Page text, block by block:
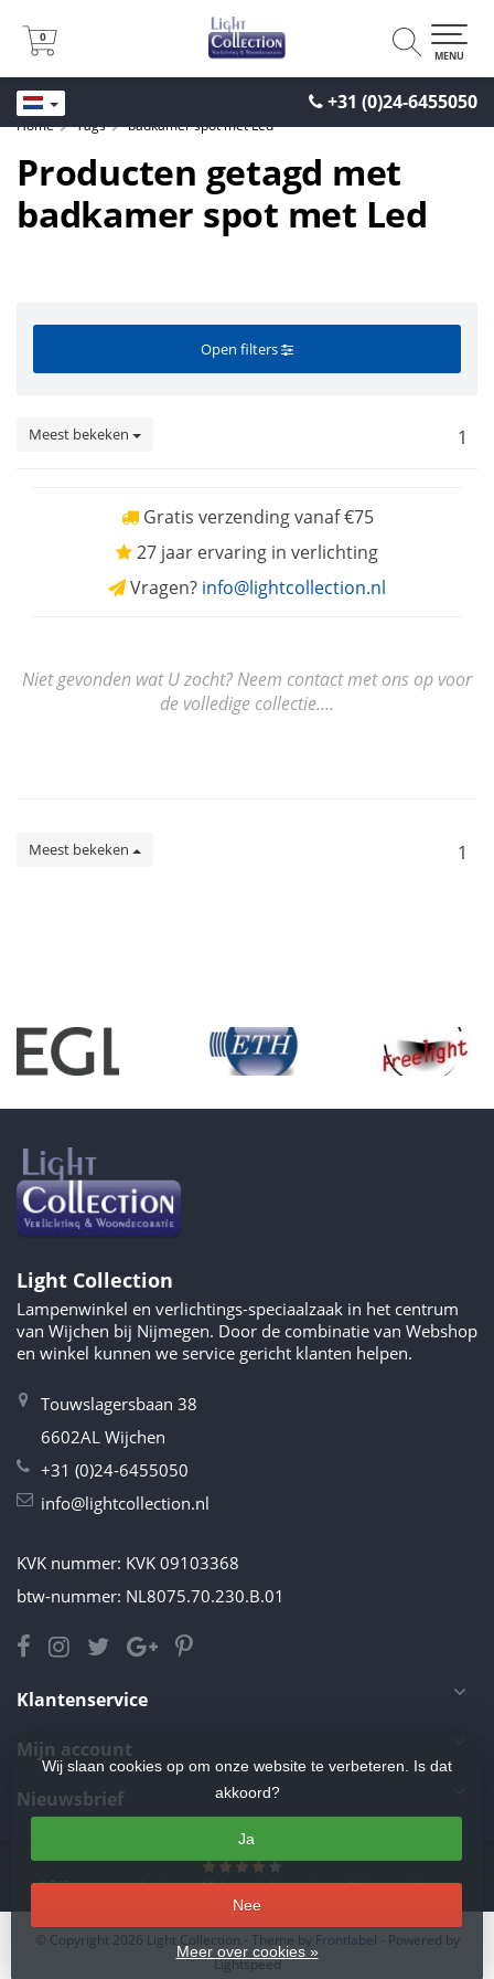
+31 (0)24-6455050
0
0
MENU
Home Tags badkamer spot met Led
Producten getagd met
badkamer spot met Led
Open filters
Meest bekeken 1
Gratis verzending vanaf €75
27 jaar ervaring in verlichting
Vragen? info@lightcollection.nl
Niet gevonden wat U zocht? Neem contact met ons op voor
de volledige collectie....
Meest bekeken 1
Light Collection
Lampenwinkel en verlichtings-speciaalzaak in het centrum
van Wijchen bij Nijmegen. Door de combinatie van Webshop
en winkel kunnen we service gericht klanten helpen.
Touwslagersbaan 38
6602AL Wijchen
+31 (0)24-6455050
info@lightcollection.nl
KVK nummer: KVK 09103368
btw-nummer: NL8075.70.230.B.01
Klantenservice
Mijn account
Nieuwsbrief
4.5/5sterren op basis van11beoordelingen.Lees 11 beoordelingen
Wij slaan cookies op om onze website te verbeteren. Is dat
akkoord?
Ja
Nee
Meer over cookies »
© Copyright 2026 Light Collection - Theme by Frontlabel - Powered by
Lightspeed